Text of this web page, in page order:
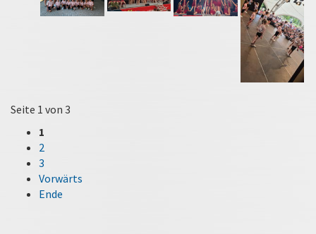
Seite 1 von 3
1
2
3
Vorwärts
Ende